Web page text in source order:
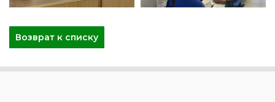
Возврат к списку